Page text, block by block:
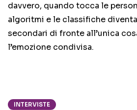
davvero, quando tocca le
algoritmi e le classifiche
secondari di fronte all’unica
l’emozione condivisa.
INTERVISTE